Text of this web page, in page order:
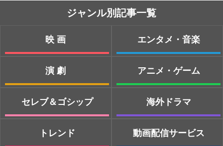
ジャンル別記事一覧
映画
演劇
セレブ＆ゴシップ
トレンド
エンタメ・音楽
アニメ・ゲーム
海外ドラマ
動画配信サービス